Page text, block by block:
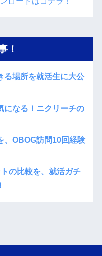
！
る場所を就活生に大公
になる！ニクリーチの
、OBOG訪問10回経験
の比較を、就活ガチ